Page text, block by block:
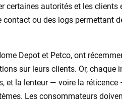
certaines autorités et les clients
ou des logs permettant
Depot et Petco, ont
sur leurs clients. Or, chaque
et la lenteur — voire la réticence
Les consommateurs